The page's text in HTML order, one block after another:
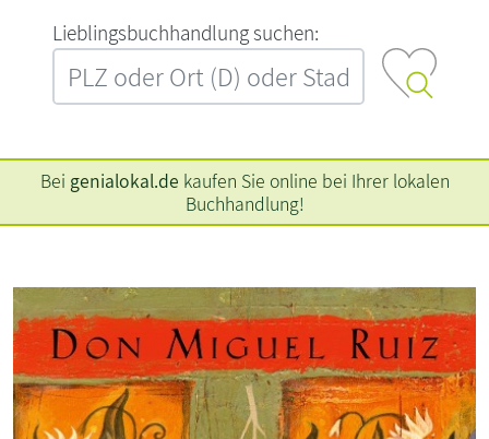
L‍i‍e‍b‍l‍i‍n‍g‍s‍b‍u‍c‍h‍h‍a‍n‍d‍l‍u‍n‍g‍ ‍s‍u‍c‍h‍e‍n‍:‍
Bei genialokal.de kaufen Sie online bei Ihrer lokalen
Buchhandlung!